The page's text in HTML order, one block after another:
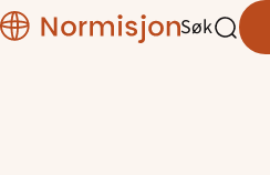
Region
Rogaland
Åpne
Søk